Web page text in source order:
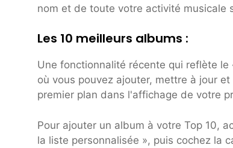
nom et de toute votre activité musicale
Les 10 meilleurs albums :
Une fonctionnalité récente qui reflète
où vous pouvez ajouter, mettre à jour
premier plan dans l'affichage de votre
Pour ajouter un album à votre Top 10,
la liste personnalisée », puis cochez la